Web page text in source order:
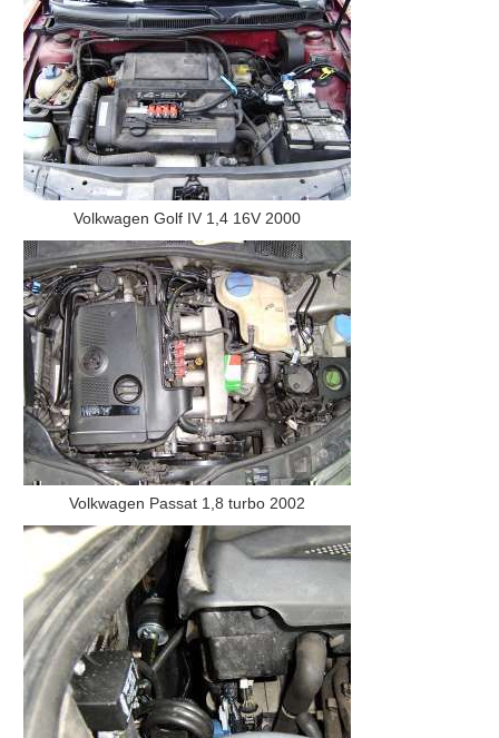
Volkwagen Golf IV 1,4 16V 2000
Volkwagen Passat 1,8 turbo 2002